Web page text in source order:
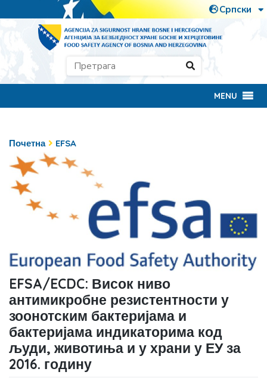
MENU
Почетна EFSA
EFSA/ECDC: Висок ниво
антимикробне резистентности у
зоонотским бактеријама и
бактеријама индикаторима код
људи, животиња и у храни у ЕУ за
2016. годину